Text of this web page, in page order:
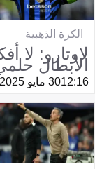
الكرة الذهبية
لاوتارو: لا
الأبطال
12:1630 مايو 2025